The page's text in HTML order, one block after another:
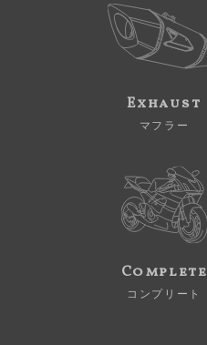
Exhaust
マフラー
Complete
コンプリート